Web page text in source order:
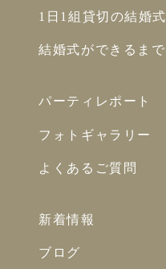
1日1組貸切の結婚式
結婚式ができるまで
パーティレポート
フォトギャラリー
よくあるご質問
新着情報
ブログ